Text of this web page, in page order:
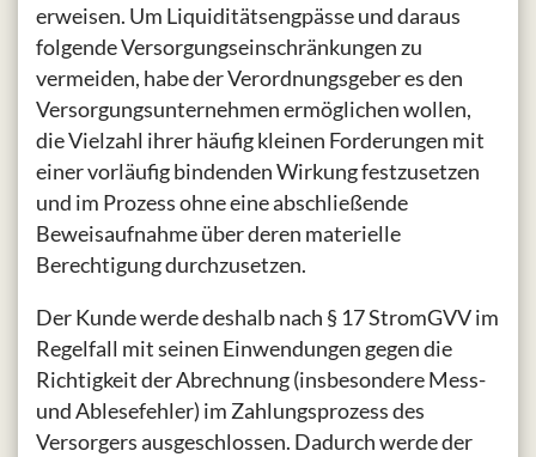
erweisen. Um Liquiditätsengpässe und daraus
folgende Versorgungseinschränkungen zu
vermeiden, habe der Verordnungsgeber es den
Versorgungsunternehmen ermöglichen wollen,
die Vielzahl ihrer häufig kleinen Forderungen mit
einer vorläufig bindenden Wirkung festzusetzen
und im Prozess ohne eine abschließende
Beweisaufnahme über deren materielle
Berechtigung durchzusetzen.
Der Kunde werde deshalb nach § 17 StromGVV im
Regelfall mit seinen Einwendungen gegen die
Richtigkeit der Abrechnung (insbesondere Mess-
und Ablesefehler) im Zahlungsprozess des
Versorgers ausgeschlossen. Dadurch werde der